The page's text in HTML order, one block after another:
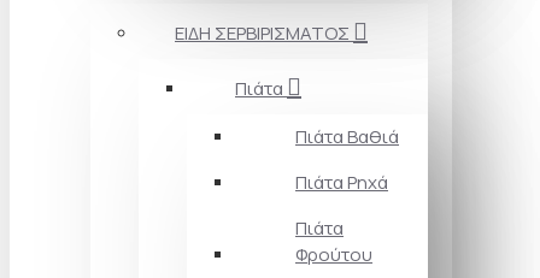
ΕΙΔΗ ΣΕΡΒΙΡΙΣΜΑΤΟΣ
Πιάτα
Πιάτα Βαθιά
Πιάτα Ρηχά
Πιάτα
Φρούτου